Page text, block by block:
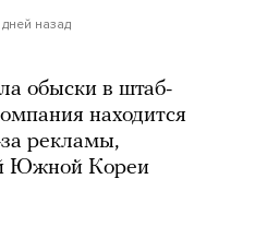
назад
обыски в штаб-
находится
рекламы,
Южной Кореи